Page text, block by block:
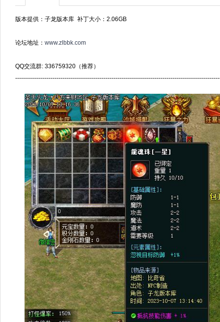
版本提供：子龙版本库 补丁大小：2.06GB
论坛地址： www.zlbbk.com
QQ交流群: 336759320（推荐）